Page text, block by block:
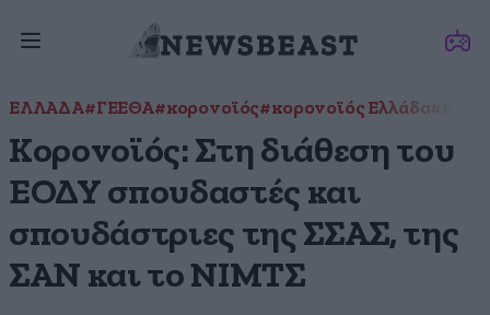
ΕΛΛΑΔΑ#ΓΕΕΘΑ#κορονοϊός#κορονοϊός Ελλάδα
Κορονοϊός: Στη διάθεση του
ΕΟΔΥ σπουδαστές και
σπουδάστριες της ΣΣΑΣ, της
ΣΑΝ και το ΝΙΜΤΣ